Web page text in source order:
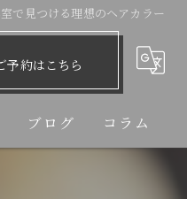
で見つける理想のヘアカラー
予約はこちら
ブログ コラム